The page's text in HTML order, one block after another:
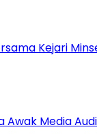
Awak Media